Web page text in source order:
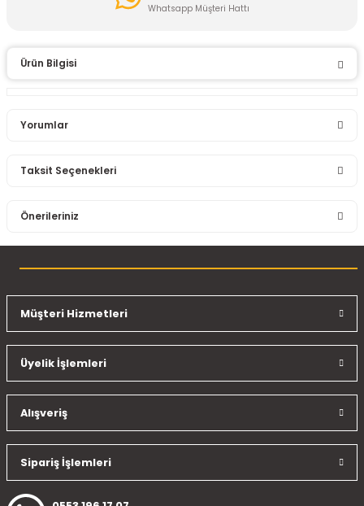
Whatsapp Müşteri Hattı
Ürün Bilgisi
Yorumlar
Taksit Seçenekleri
Önerileriniz
konularda yetersiz gördüğünüz noktaları öneri formunu
Ürün resmi kalitesiz, bozuk veya görüntülenemiyor.
Ürün açıklamasında eksik bilgiler bulunuyor.
Ürün fiyatı diğer sitelerden daha pahalı.
Bu ürüne benzer farklı alternatifler olmalı.
Müşteri Hizmetleri
Üyelik İşlemleri
Alışveriş
Sipariş İşlemleri